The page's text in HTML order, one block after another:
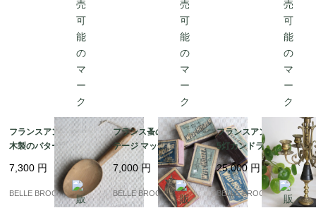
発送（到着まで2-3週
フランスアンティーク
木製のバタースコップ
（Pelle à beurre） 19
世紀〜20世紀初頭 蚤の
市｜フランス発送（到
着まで2-3週間）
7,300 円
BELLE BROCANTE
フランス蚤の市 ヴィン
テージ マッチ箱 6個セ
ット ドイツ・ベルギー
製 1920-50年代 アンテ
ィーク 蚤の市｜フラン
ス発送（到着まで2-3週
7,000円
BELLE BROCANTE
フランスアンティーク
5灯カンドラブラ 燭台
ナポレオン3世様式 真
鍮装飾 19世紀後半｜フ
ランス発送（到着まで2
-3週間）
25,000 円
BELLE BROCANTE